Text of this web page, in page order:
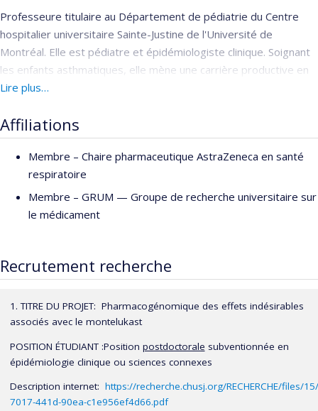
Professeure titulaire au Département de pédiatrie du Centre
hospitalier universitaire Sainte-Justine de l'Université de
Montréal. Elle est pédiatre et épidémiologiste clinique. Soignant
les enfants asthmatiques, elle mène une carrière productive en
tant que médecin, professeur et mentor de recherche. Elle a
détiennent des postes universitaires en Australie, au Canada,
aux États-Unis, en Irlande, à Porto Rico, au Koweït, et au
Royaume-Uni. Ses travaux de recherche portent sur
l'amélioration du traitement, de la prise en charge et de la
morbidité de l'asthme pédiatrique. Dr Ducharme a développé de
nombreux instruments de recherche spécifiques aux enfants,
enfants et leur famille à améliorer la gestion de l’asthme. Ses
études portent sur des interventions éducatives, des
interventions médicamenteuses et des interventions visant à
améliorer l’adhérence des professionnels de la santé, des
Dre Ducharme a été soutenue de façon ininterrompue par
plusieurs bourses, subventions de recherche et a reçu des prix
prestigieux pour souligner sa contribution en recherche. Son
Lire plus…
Affiliations
Membre – Chaire pharmaceutique AstraZeneca en santé
respiratoire
Membre – GRUM — Groupe de recherche universitaire sur
le médicament
Recrutement recherche
1. TITRE DU PROJET: Pharmacogénomique des effets indésirables
associés avec le montelukast
POSITION ÉTUDIANT :Position postdoctorale subventionnée en
épidémiologie clinique ou sciences connexes
Description internet: https://recherche.chusj.org/RECHERCHE/files/
7017-441d-90ea-c1e956ef4d66.pdf